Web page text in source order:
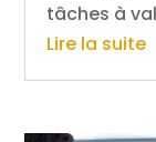
tâches à
Lire la suite